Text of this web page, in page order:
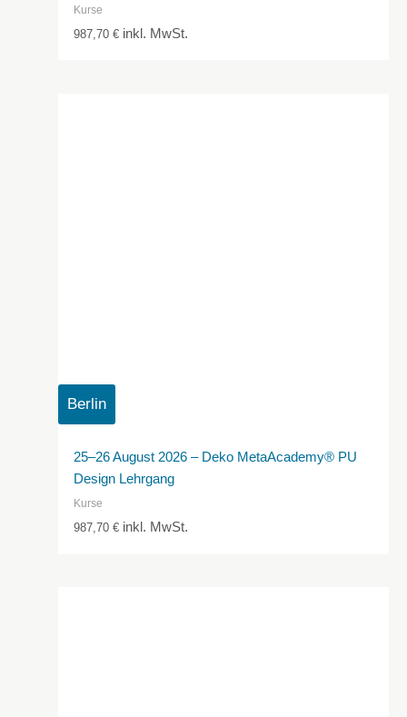
Kurse
987,70€ inkl. MwSt.
Berlin
25–26 August 2026 – Deko MetaAcademy® PU
Design Lehrgang
Kurse
987,70€ inkl. MwSt.